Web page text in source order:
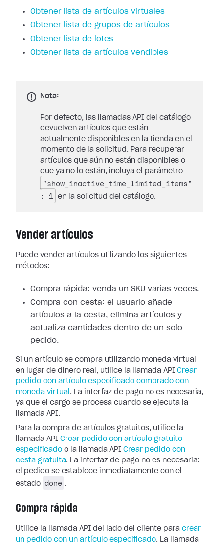
Obtener lista de artículos virtuales
Obtener lista de grupos de artículos
Obtener lista de lotes
Obtener lista de artículos vendibles
Nota:
Por defecto, las llamadas API del catálogo
devuelven artículos que están
actualmente disponibles en la tienda en el
momento de la solicitud. Para recuperar
artículos que aún no están disponibles o
que ya no lo están, incluya el parámetro
"show_inactive_time_limited_items"
: 1
en la solicitud del catálogo.
Vender artículos
Puede vender artículos utilizando los siguientes
métodos:
Compra rápida: venda un SKU varias veces.
Compra con cesta: el usuario añade
artículos a la cesta, elimina artículos y
actualiza cantidades dentro de un solo
pedido.
Si un artículo se compra utilizando moneda virtual
en lugar de dinero real, utilice la llamada API Crear
pedido con artículo especificado comprado con
moneda virtual . La interfaz de pago no es necesaria,
ya que el cargo se procesa cuando se ejecuta la
llamada API.
Para la compra de artículos gratuitos, utilice la
llamada API Crear pedido con artículo gratuito
especificado o la llamada API Crear pedido con
cesta gratuita. La interfaz de pago no es necesaria:
el pedido se establece inmediatamente con el
estado
done .
Compra rápida
Utilice la llamada API del lado del cliente para crear
un pedido con un artículo especificado. La llamada